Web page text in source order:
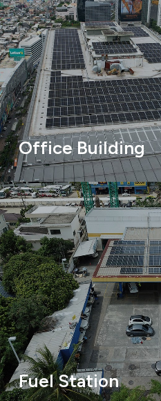
Office Building
Fuel Station